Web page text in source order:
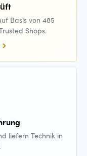
Basis von 485
Shops.
liefern Technik in